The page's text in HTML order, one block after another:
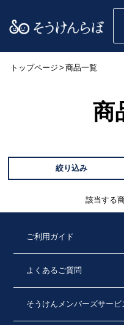
トップページ > 商品一覧
商
絞り込み
該当する
ご利用ガイド
よくあるご質問
そうけんメンバーズサービ